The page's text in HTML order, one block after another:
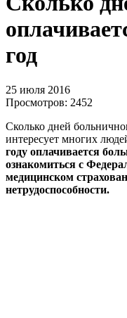
год
25 июля 2016
Просмотров: 2452
Сколько дней
интересует многих
году оплачивается
ознакомиться с
медицинском
нетрудоспособности.